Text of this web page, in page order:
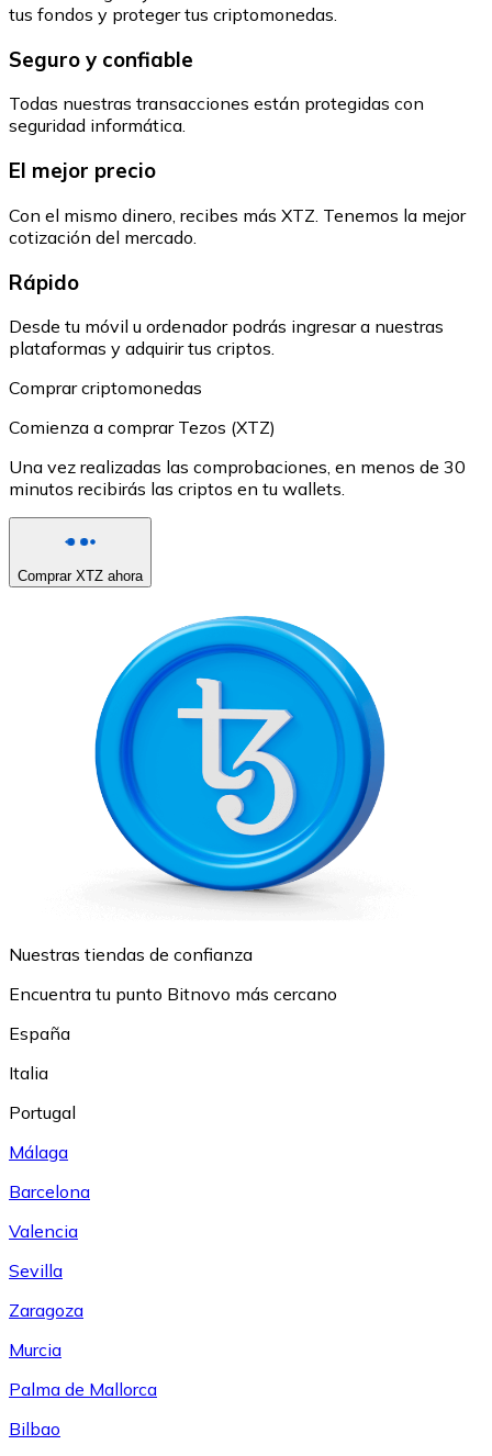
tus fondos y proteger tus criptomonedas.
Seguro y confiable
Todas nuestras transacciones están protegidas con
seguridad informática.
El mejor precio
Con el mismo dinero, recibes más XTZ. Tenemos la mejor
cotización del mercado.
Rápido
Desde tu móvil u ordenador podrás ingresar a nuestras
plataformas y adquirir tus criptos.
Comprar criptomonedas
Comienza a comprar Tezos (XTZ)
Una vez realizadas las comprobaciones, en menos de 30
minutos recibirás las criptos en tu wallets.
Comprar XTZ ahora
Nuestras tiendas de confianza
Encuentra tu punto Bitnovo más cercano
España
Italia
Portugal
Málaga
Barcelona
Valencia
Sevilla
Zaragoza
Murcia
Palma de Mallorca
Bilbao